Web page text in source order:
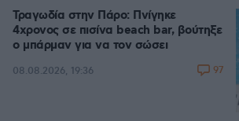
Τραγωδία στην Πάρο: Πνίγηκε
4χρονος σε πισίνα beach bar, βούτηξε
ο μπάρμαν για να τον σώσει
08.08.2026, 19:36 97